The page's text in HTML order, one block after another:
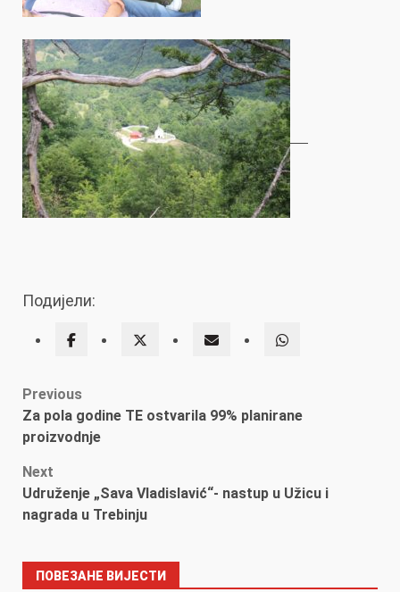
Подијели:
Post
navigation
Previous
Za pola godine TE ostvarila 99% planirane
proizvodnje
Next
Udruženje „Sava Vladislavić“- nastup u Užicu i
nagrada u Trebinju
ПОВЕЗАНЕ ВИЈЕСТИ